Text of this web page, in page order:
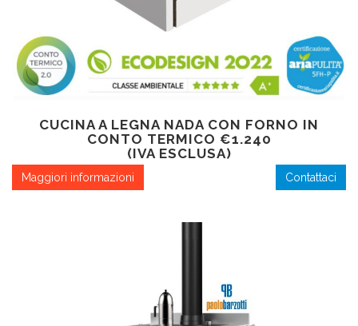
CUCINA A LEGNA NADA CON FORNO IN
CONTO TERMICO €1.240
(IVA ESCLUSA)
Maggiori informazioni Contattaci